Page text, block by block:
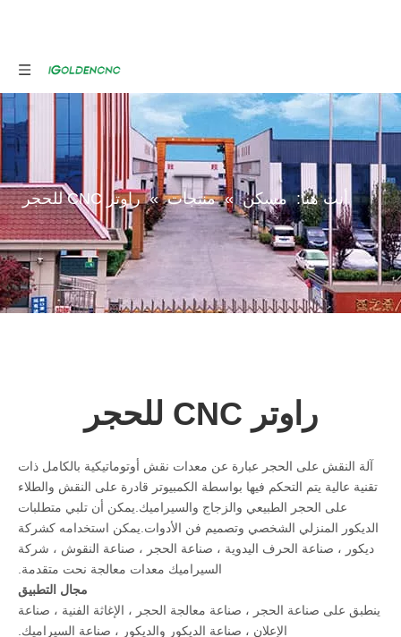
أنت هنا: مسكن » منتجات » راوتر CNC للحجر
راوتر CNC للحجر
آلة النقش على الحجر عبارة عن معدات نقش أوتوماتيكية بالكامل ذات
تقنية عالية يتم التحكم فيها بواسطة الكمبيوتر قادرة على النقش والطلاء
على الحجر الطبيعي والزجاج والسيراميك.يمكن أن تلبي متطلبات
الديكور المنزلي الشخصي وتصميم فن الأدوات.يمكن استخدامه كشركة
ديكور ، صناعة الحرف اليدوية ، صناعة الحجر ، صناعة النقوش ، شركة
السيراميك معدات معالجة نحت متقدمة.
مجال التطبيق
ينطبق على صناعة الحجر ، صناعة معالجة الحجر ، الإغاثة الفنية ، صناعة
الإعلان ، صناعة الديكور والديكور ، صناعة السيراميك.